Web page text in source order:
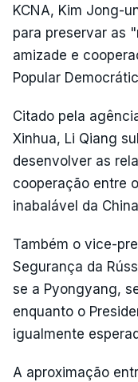
KCNA, Kim Jong-
para preservar as
amizade e
Popular
Citado pela
Xinhua, Li Qiang
desenvolver as
cooperação entre
inabalável da
Também o vice-
Segurança da
se a Pyongyang,
enquanto o
igualmente
A aproximação